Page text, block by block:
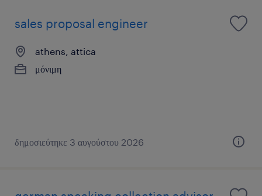
sales proposal engineer
athens, attica
μόνιμη
δημοσιεύτηκε 3 αυγούστου 2026